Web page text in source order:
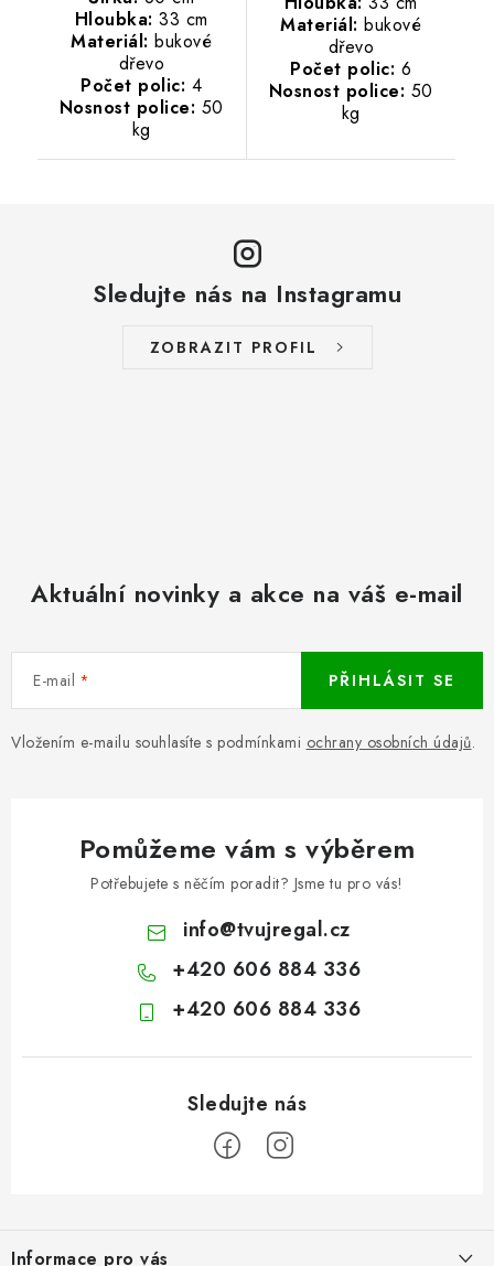
Hloubka: 33 cm
Materiál: bukové
dřevo
Počet polic: 4
Nosnost police: 50
kg
Materiál: bukové
dřevo
Počet polic: 6
Nosnost police: 50
kg
Sledujte nás na Instagramu
ZOBRAZIT PROFIL
Aktuální novinky a akce na váš e-mail
E-mail
Vložením e-mailu souhlasíte s podmínkami ochrany osobních údajů.
PŘIHLÁSIT SE
Pomůžeme vám s výběrem
Potřebujete s něčím poradit? Jsme tu pro vás!
info@tvujregal.cz
+420 606 884 336
+420 606 884 336
Informace pro vás